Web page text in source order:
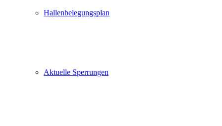
Hallenbelegungsplan
Aktuelle Sperrungen